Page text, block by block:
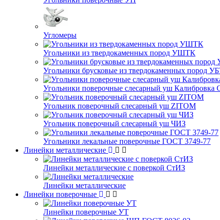
Угломеры
Угольники из твердокаменных пород УШТК
Угольники брусковые из твердокаменных пород
Угольники поверочные слесарный уш Калибровка
Угольник поверочный слесарный уш ZITOM
Угольник поверочный слесарный уш ЧИЗ
Угольники лекальные поверочные ГОСТ 3749-77
Линейки металлические
Линейки металлические с поверкой СтИЗ
Линейки металлические
Линейки поверочные
Линейки поверочные УТ